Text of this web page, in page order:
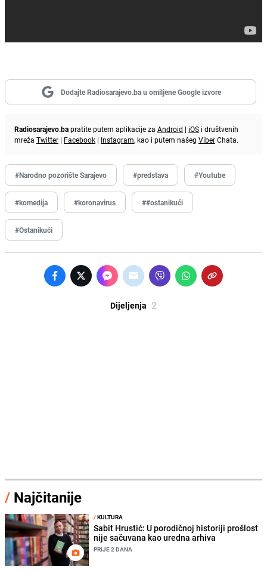
Dodajte Radiosarajevo.ba u omiljene Google izvore
Radiosarajevo.bapratite putem aplikacije za Android | iOS i društvenih
mreža Twitter | Facebook | Instagram, kao i putem našeg ViberChata.
#Narodno pozorište Sarajevo #predstava #Youtube
#komedija #koronavirus ##ostanikući
#Ostanikući
Dijeljenja 2
/ Najčitanije
/KULTURA
Sabit Hrustić: U porodičnoj historiji prošlost
nije sačuvana kao uredna arhiva
PRIJE 2 DANA